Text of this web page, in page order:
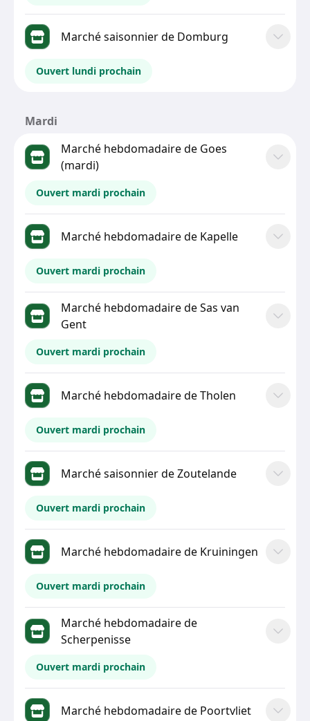
Marché saisonnier de Domburg
Ouvert lundi prochain
Mardi
Marché hebdomadaire de Goes
(mardi)
Ouvert mardi prochain
Marché hebdomadaire de Kapelle
Ouvert mardi prochain
Marché hebdomadaire de Sas van
Gent
Ouvert mardi prochain
Marché hebdomadaire de Tholen
Ouvert mardi prochain
Marché saisonnier de Zoutelande
Ouvert mardi prochain
Marché hebdomadaire de Kruiningen
Ouvert mardi prochain
Marché hebdomadaire de
Scherpenisse
Ouvert mardi prochain
Marché hebdomadaire de Poortvliet